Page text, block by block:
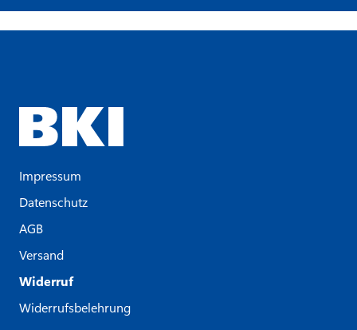
Impressum
Datenschutz
AGB
Versand
Widerruf
Widerrufsbelehrung